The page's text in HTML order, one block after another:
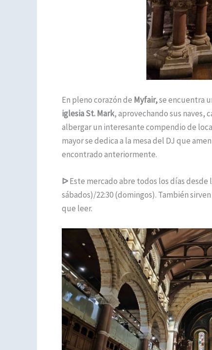
En pleno corazón de Myfair,se encuentra
iglesia St. Mark, aprovechando sus naves,
albergar un interesante compendio de
mayor se dedica a la mesa del DJ que
encontrado anteriormente.
ᐅEste mercado abre todos los días desde
sábados)/22:30 (domingos). También
que leer.